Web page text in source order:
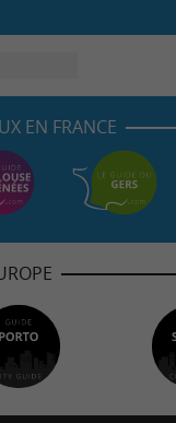
EN FRANCE